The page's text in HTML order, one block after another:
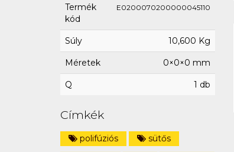
Termék
kód
E0200070200000045110
Súly 10,600 Kg
Méretek 0×0×0 mm
Q 1 db
Címkék
polifúziós
sütős